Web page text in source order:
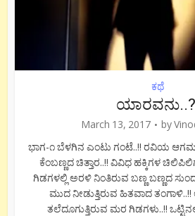
ಕಥೆ
March 13, 2017 by
ಭಾಗ-೧ ಬೆಳಗಿನ ಎಂಟು ಗಂಟೆ..!! ರವಿಯ
ಕೆಂಬಣ್ಣದ ಚಿತ್ತಾರ..!! ವಿವಿಧ ಹಕ್ಕಿಗಳ
ಗಿಡಗಳಲ್ಲಿ ಅರಳಿ ನಿಂತಿರುವ ಬಣ್ಣ ಬಣ್ಣದ
ಮುದ ನೀಡುತ್ತಿರುವ ಹಿತವಾದ
ತಲೆದೂಗುತ್ತಿರುವ ಮರ ಗಿಡಗಳು..!!